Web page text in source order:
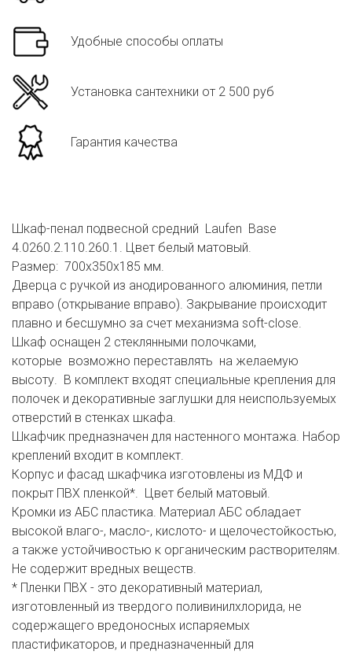
Удобные способы оплаты
Установка сантехники от 2 500 руб
Гарантия качества
Шкаф-пенал подвесной средний Laufen Base
4.0260.2.110.260.1. Цвет белый матовый.
Размер: 700х350х185 мм.
Дверца с ручкой из анодированного алюминия, петли
вправо (открывание вправо). Закрывание происходит
плавно и бесшумно за счет механизма soft-close.
Шкаф оснащен 2 стеклянными полочками,
которые возможно переставлять на желаемую
высоту. В комплект входят специальные крепления для
полочек и декоративные заглушки для неиспользуемых
отверстий в стенках шкафа.
Шкафчик предназначен для настенного монтажа. Набор
креплений входит в комплект.
Корпус и фасад шкафчика изготовлены из МДФ и
покрыт ПВХ пленкой*. Цвет белый матовый.
Кромки из АБС пластика. Материал АБС обладает
высокой влаго-, масло-, кислото- и щелочестойкостью,
а также устойчивостью к органическим растворителям.
Не содержит вредных веществ.
* Пленки ПВХ - это декоративный материал,
изготовленный из твердого поливинилхлорида, не
содержащего вредоносных испаряемых
пластификаторов, и предназначенный для